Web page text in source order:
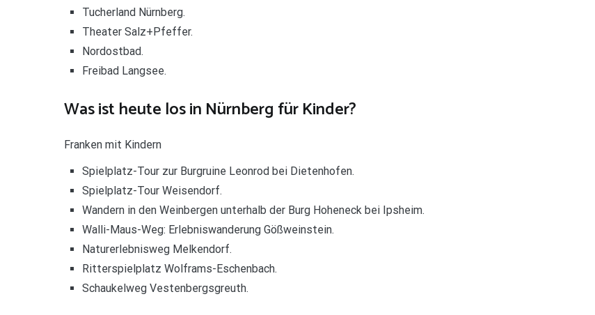
Tucherland Nürnberg.
Theater Salz+Pfeffer.
Nordostbad.
Freibad Langsee.
Was ist heute los in Nürnberg für Kinder?
Franken mit Kindern
Spielplatz-Tour zur Burgruine Leonrod bei Dietenhofen.
Spielplatz-Tour Weisendorf.
Wandern in den Weinbergen unterhalb der Burg Hoheneck bei Ipsheim.
Walli-Maus-Weg: Erlebniswanderung Gößweinstein.
Naturerlebnisweg Melkendorf.
Ritterspielplatz Wolframs-Eschenbach.
Schaukelweg Vestenbergsgreuth.